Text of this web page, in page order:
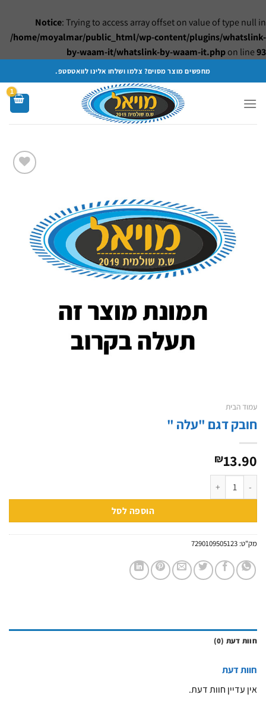
Notice: Trying to access array offset on value of type null in
/home/moyalmar/public_html/wp-content/plugins/whatslink-
by-waam-it/whatslink-by-waam-it.phpon line93
to
מחפשים מוצר מסוים? צלמו ושלחו אלינו לוואטסטפ.
עמוד הבית
חובק דגם "עלה "
₪13.90
כמות של חובק דגם "עלה "
הוספה לסל
מק"ט: 7290109505123
חוות דעת (0)
חוות דעת
אין עדיין חוות דעת.